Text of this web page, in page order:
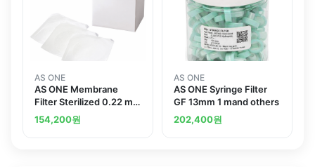
AS ONE
AS ONE Membrane
Filter Sterilized 0.22 m
Whiteand others
154,200원
AS ONE
AS ONE Syringe Filter
GF 13mm 1 mand others
202,400원